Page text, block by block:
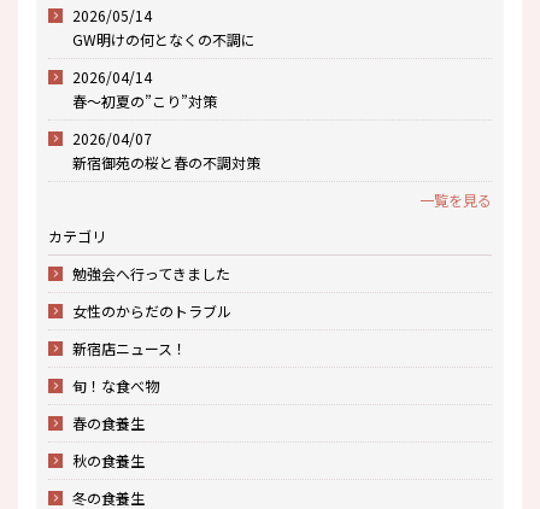
2026/05/14
GW明けの何となくの不調に
2026/04/14
春～初夏の”こり”対策
2026/04/07
新宿御苑の桜と春の不調対策
一覧を見る
カテゴリ
勉強会へ行ってきました
女性のからだのトラブル
新宿店ニュース！
旬！な食べ物
春の食養生
秋の食養生
冬の食養生